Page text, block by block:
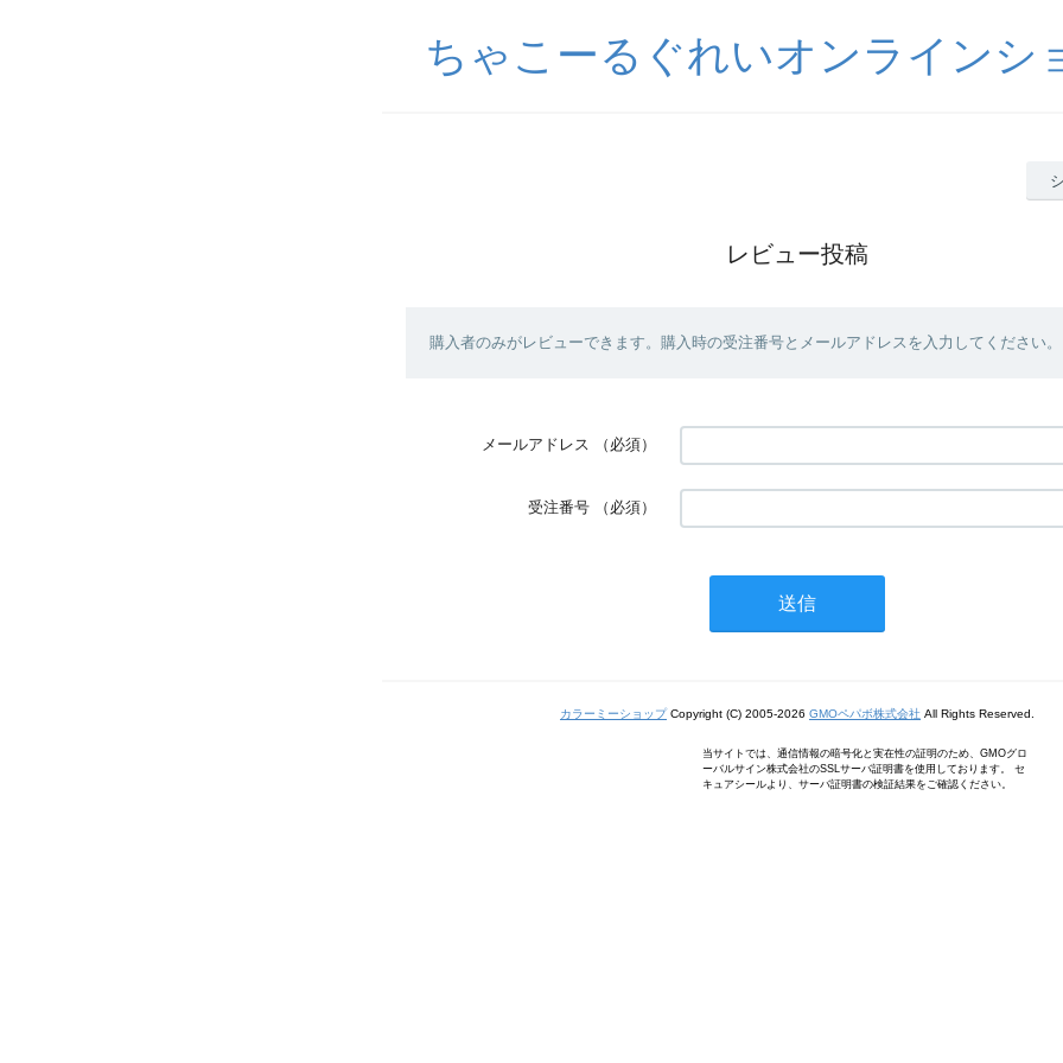
ちゃこーるぐれいオンラインシ
レビュー投稿
購入者のみがレビューできます。購入時の受注番号とメールアドレスを入力してください。
メールアドレス （必須）
受注番号 （必須）
カラーミーショップCopyright (C) 2005-2026 GMOペパボ株式会社 All Rights Reserved.
当サイトでは、通信情報の暗号化と実在性の証明のため、GMOグロ
ーバルサイン株式会社のSSLサーバ証明書を使用しております。 セ
キュアシールより、サーバ証明書の検証結果をご確認ください。